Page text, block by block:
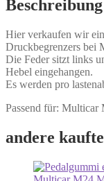
Beschreibung
Hier verkaufen wir
Druckbegrenzers bei
Die Feder sitzt links
Hebel eingehangen.
Es werden pro
Passend für:
andere